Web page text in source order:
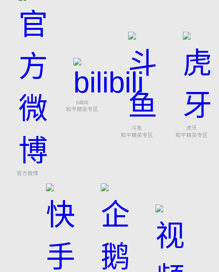
官方微博
bilibili
和平精英专区
斗鱼
和平精英专区
虎牙
和平精英专区